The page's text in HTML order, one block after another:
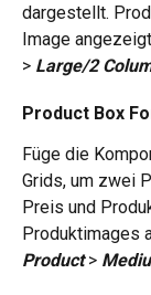
dargestellt.
Image
> Large/2
Product Box
Füge die
Grids, um zwei
Preis und
Produktimages
Product >